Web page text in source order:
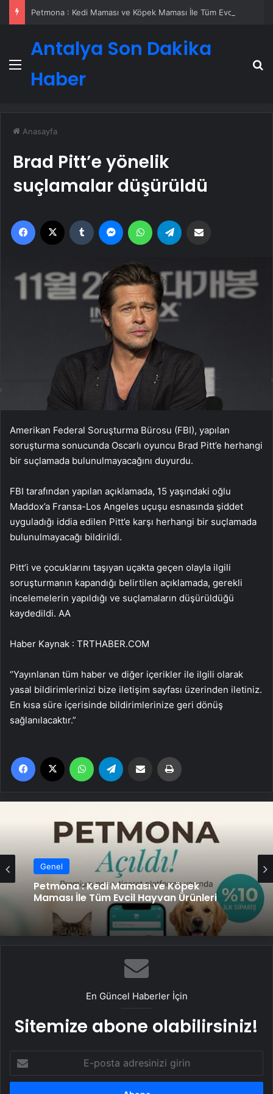
Menü
Antalya Son Dakika
Haber
Anasayfa
Brad Pitt’e yönelik
suçlamalar düşürüldü
Facebook Tumblr MessengerWhatsApp
Amerikan Federal Soruşturma Bürosu (FBI), yapılan
soruşturma sonucunda Oscarlı oyuncu Brad Pitt’e herhangi
bir suçlamada bulunulmayacağını duyurdu.
FBI tarafından yapılan açıklamada, 15 yaşındaki oğlu
Maddox’a Fransa-Los Angeles uçuşu esnasında şiddet
uyguladığı iddia edilen Pitt’e karşı herhangi bir suçlamada
bulunulmayacağı bildirildi.
Pitt’i ve çocuklarını taşıyan uçakta geçen olayla ilgili
soruşturmanın kapandığı belirtilen açıklamada, gerekli
incelemelerin yapıldığı ve suçlamaların düşürüldüğü
kaydedildi. AA
Haber Kaynak : TRTHABER.COM
“Yayınlanan tüm haber ve diğer içerikler ile ilgili olarak
yasal bildirimlerinizi bize iletişim sayfası üzerinden iletiniz.
En kısa süre içerisinde bildirimlerinize geri dönüş
sağlanılacaktır.”
Facebook WhatsApp Email'den paylaş
Genel
Petmona : Kedi Maması ve Köpek
Maması İle Tüm Evcil Hayvan Ürünleri
En Güncel Haberler İçin
Sitemize abone olabilirsiniz!
posta
adresinizi